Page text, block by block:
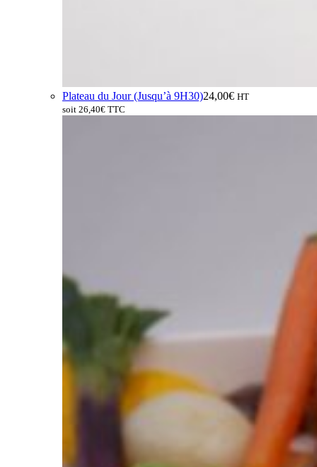
Plateau du Jour (Jusqu’à 9H30)24,00€ HT
soit 26,40€ TTC